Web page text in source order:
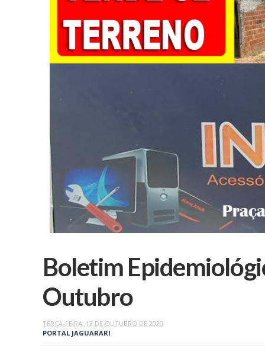
Boletim
Outubro
TERÇA-FEIRA, 13 DE OUTUBRO DE 2020
PORTAL JAGUARARI